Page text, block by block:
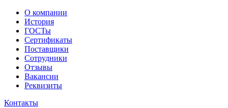
О компании
История
ГОСТы
Сертификаты
Поставщики
Сотрудники
Отзывы
Вакансии
Реквизиты
Контакты